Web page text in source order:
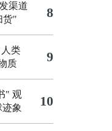
渠道
货"
8
类
质
9
" 观
象
10